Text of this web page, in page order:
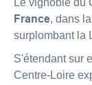
Le vignoble du
France, dans
surplombant la
S'étendant sur
Centre-Loire